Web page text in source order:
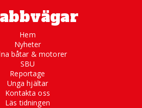
Hem
Nyheter
båtar & motorer
SBU
Reportage
Unga hjältar
Kontakta oss
Läs tidningen